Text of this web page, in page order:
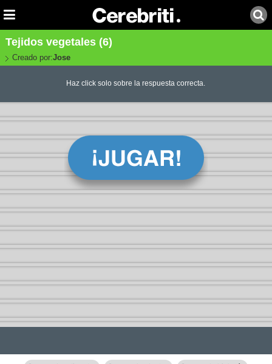
Tejidos vegetales (6)
Creado por:Jose
Haz click solo sobre la respuesta correcta.